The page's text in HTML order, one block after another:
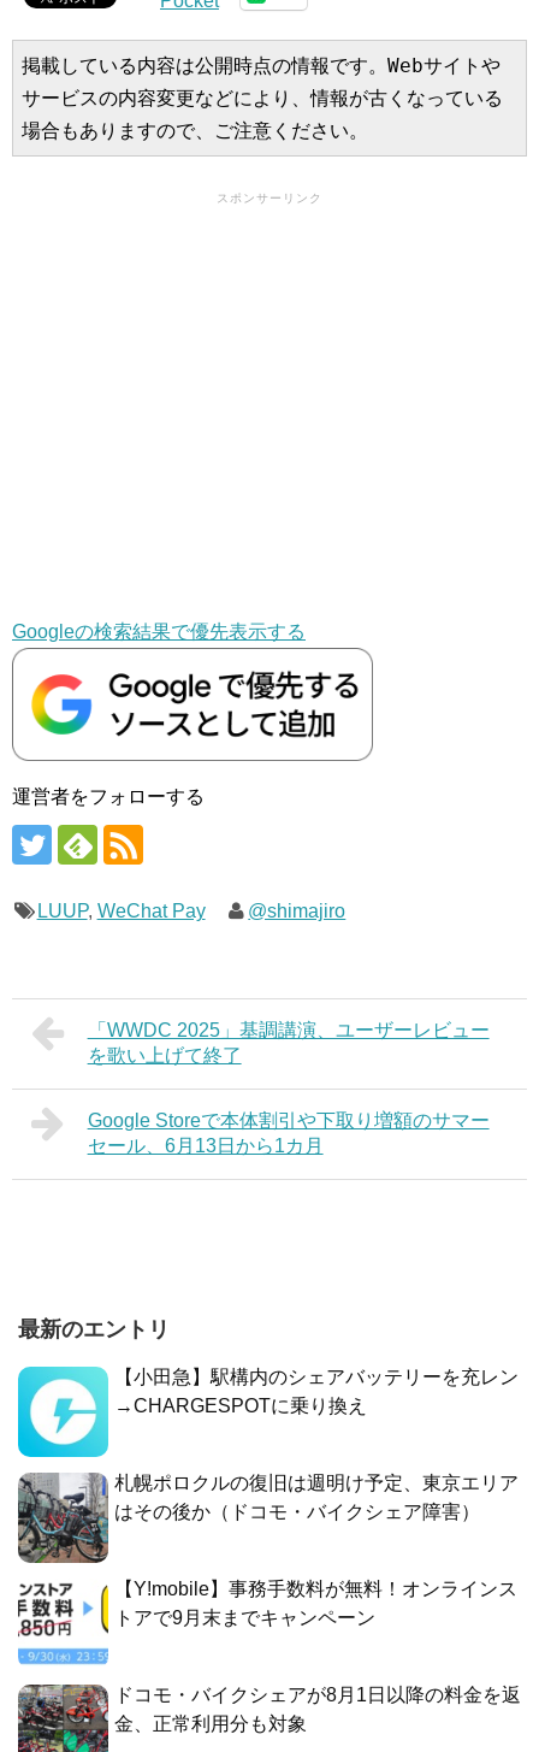
掲載している内容は公開時点の情報です。Webサイトや
サービスの内容変更などにより、情報が古くなっている
場合もありますので、ご注意ください。
スポンサーリンク
Googleの検索結果で優先表示する
運営者をフォローする
LUUP, WeChat Pay @shimajiro
「WWDC 2025」基調講演、ユーザーレビュー
を歌い上げて終了
Google Storeで本体割引や下取り増額のサマー
セール、6月13日から1カ月
最新のエントリ
【小田急】駅構内のシェアバッテリーを充レン
→CHARGESPOTに乗り換え
札幌ポロクルの復旧は週明け予定、東京エリア
はその後か（ドコモ・バイクシェア障害）
【Y!mobile】事務手数料が無料！オンラインス
トアで9月末までキャンペーン
ドコモ・バイクシェアが8月1日以降の料金を返
金、正常利用分も対象